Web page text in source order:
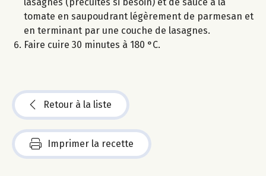
tomate en saupoudrant légèrement de parmesan et
en terminant par une couche de lasagnes.
Faire cuire 30 minutes à 180 °C.
Retour à la liste
Imprimer la recette